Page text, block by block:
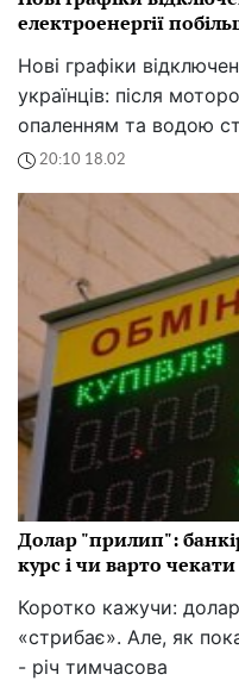
електроенергії
Нові графіки
українців: після
опаленням та водою
20:10 18.02
Долар "прилип":
курс і чи варто
Коротко кажучи: долар
«стрибає». Але, як
- річ тимчасова